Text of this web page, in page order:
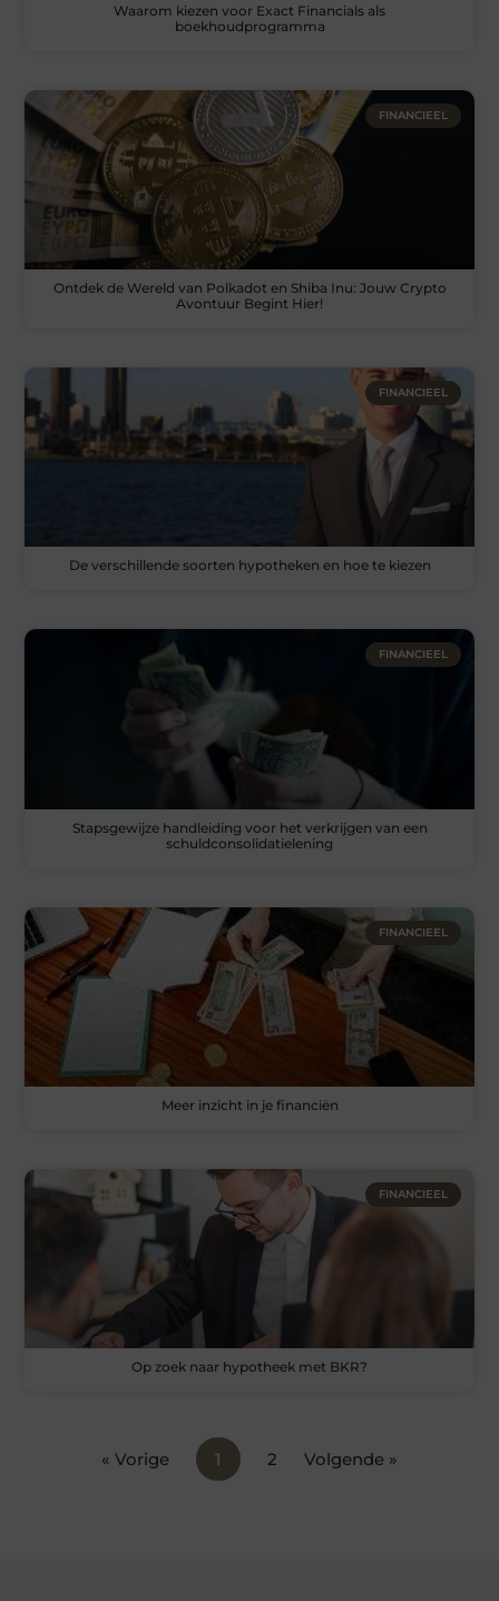
Waarom kiezen voor Exact Financials als
boekhoudprogramma
FINANCIEEL
Ontdek de Wereld van Polkadot en Shiba Inu: Jouw Crypto
Avontuur Begint Hier!
FINANCIEEL
De verschillende soorten hypotheken en hoe te kiezen
FINANCIEEL
Stapsgewijze handleiding voor het verkrijgen van een
schuldconsolidatielening
FINANCIEEL
Meer inzicht in je financiën
FINANCIEEL
Op zoek naar hypotheek met BKR?
« Vorige 1 2 Volgende »